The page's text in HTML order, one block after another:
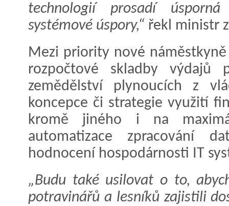
technologií prosadí
systémové úspory,“ řekl ministr
Mezi priority nové
rozpočtové skladby výdajů
zemědělství plynoucích z
koncepce či strategie využití
kromě jiného i na
automatizace zpracování
hodnocení hospodárnosti IT
„Budu také usilovat o to,
potravinářů a lesníků zajistili